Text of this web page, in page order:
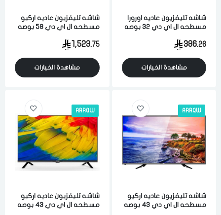
شاشه تليفزيون عاديه اورورا
مسطحه ال اي دي 32 بوصه
386.26
مشاهدة الخيارات
شاشه تليفزيون عاديه اركيو
مسطحه ال اي دي 58 بوصه
واي فاي اسود
1,523.75
مشاهدة الخيارات
ARRQW
شاشه تليفزيون عاديه اركيو
مسطحه ال اي دي 43 بوصه
ARRQW
شاشه تليفزيون عاديه اركيو
مسطحه ال اي دي 43 بوصه